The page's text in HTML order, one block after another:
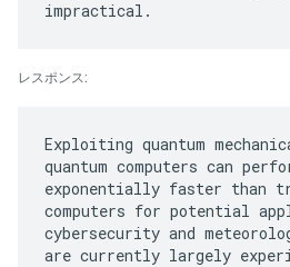
レスポンス:
Exploiting quantum
quantum computers can
exponentially faster than
computers for potential
cybersecurity and
are currently largely